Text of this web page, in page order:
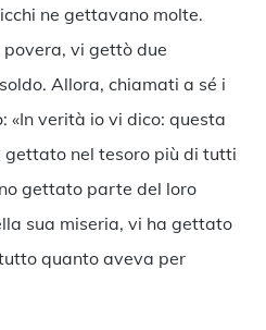
ne gettavano molte.
vi gettò due
Allora, chiamati a sé i
«In verità io vi dico: questa
gettato nel tesoro più di tutti
gettato parte del loro
sua miseria, vi ha gettato
quanto aveva per